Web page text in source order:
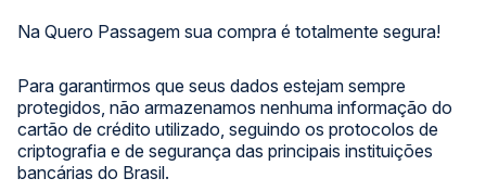
Na Quero Passagem sua compra é totalmente segura!
Para garantirmos que seus dados estejam sempre
protegidos, não armazenamos nenhuma informação do
cartão de crédito utilizado, seguindo os protocolos de
criptografia e de segurança das principais instituições
bancárias do Brasil.